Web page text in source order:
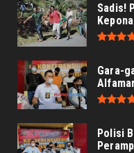
Sadis!
Gara-
Polisi